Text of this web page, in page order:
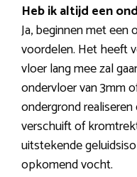
Heb ik altijd een
Ja, beginnen met
voordelen. Het heeft
vloer lang mee zal
ondervloer van 3mm
ondergrond
verschuift of
uitstekende
opkomend vocht.